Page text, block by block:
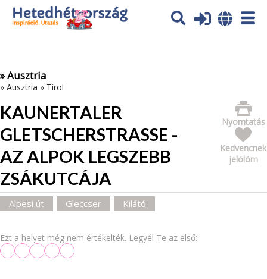
Az oldal sütiket (cookies) használ. További tájékoztatás itt:
Adatvédelmi tájékoztató
» Ausztria
» Ausztria » Tirol
KAUNERTALER
GLETSCHERSTRASSE - A
Z ALPOK LEGSZEBB Z
SÁKUTCÁJA
Nyomtatás
Kedvencnek
jelölöm
Alpesi út Gleccser Kilátó
Ezt a helyet még nem értékelték. Legyél Te az első: